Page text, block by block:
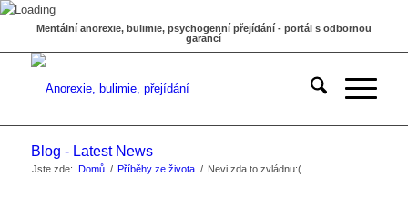
Mentální anorexie, bulimie, psychogenní přejídání - portál s odbornou
garancí
Blog - Latest News
Jste zde: Domů / Příběhy ze života / Nevi zda to zvládnu:(